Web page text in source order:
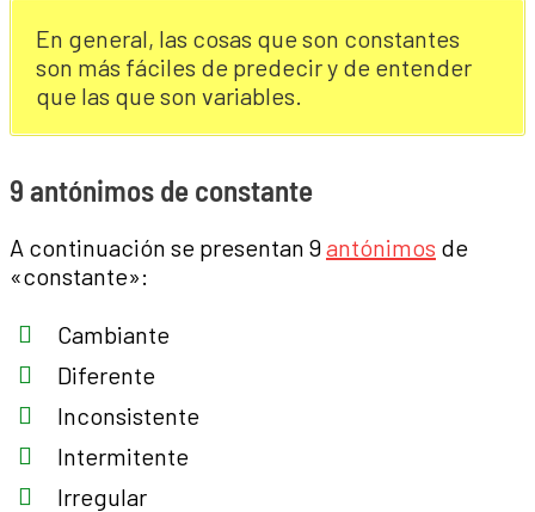
En general, las cosas que son constantes
son más fáciles de predecir y de entender
que las que son variables.
9 antónimos de constante
A continuación se presentan 9antónimos de
«constante»:
Cambiante
Diferente
Inconsistente
Intermitente
Irregular